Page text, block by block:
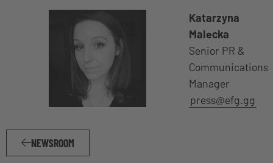
Katarzyna
Malecka
Senior PR &
Communications
Manager
press@efg.gg
NEWSROOM